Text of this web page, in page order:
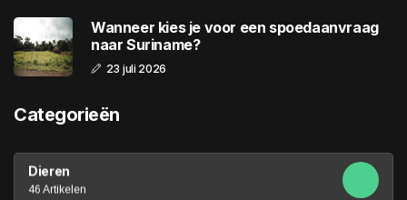
Wanneer kies je voor een spoedaanvraag
naar Suriname?
23 juli 2026
Categorieën
Dieren
46 Artikelen